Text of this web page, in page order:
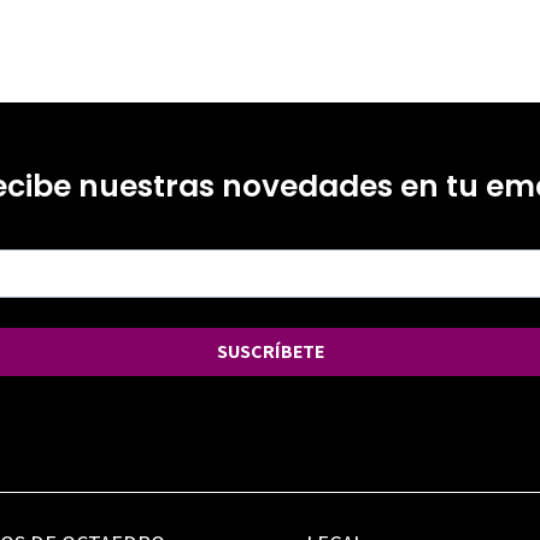
nuestras novedades en tu
SUSCRÍBETE